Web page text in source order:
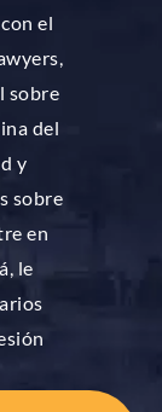
el
sobre
del
y
sobre
en
le